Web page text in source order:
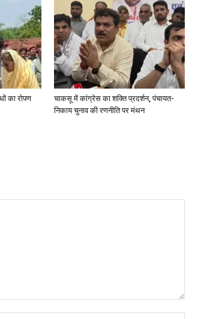
का रोपण
चाकसू में कांग्रेस का शक्ति प्रदर्शन, पंचायत-
निकाय चुनाव की रणनीति पर मंथन